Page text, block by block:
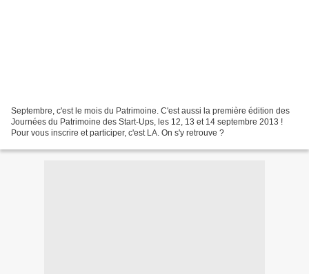
Septembre, c'est le mois du Patrimoine. C'est aussi la première édition des
Journées du Patrimoine des Start-Ups, les 12, 13 et 14 septembre 2013 !
Pour vous inscrire et participer, c'est LA. On s'y retrouve ?